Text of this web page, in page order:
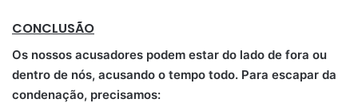
CONCLUSÃO
Os nossos acusadores podem estar do lado de fora ou
dentro de nós, acusando o tempo todo. Para escapar da
condenação, precisamos: